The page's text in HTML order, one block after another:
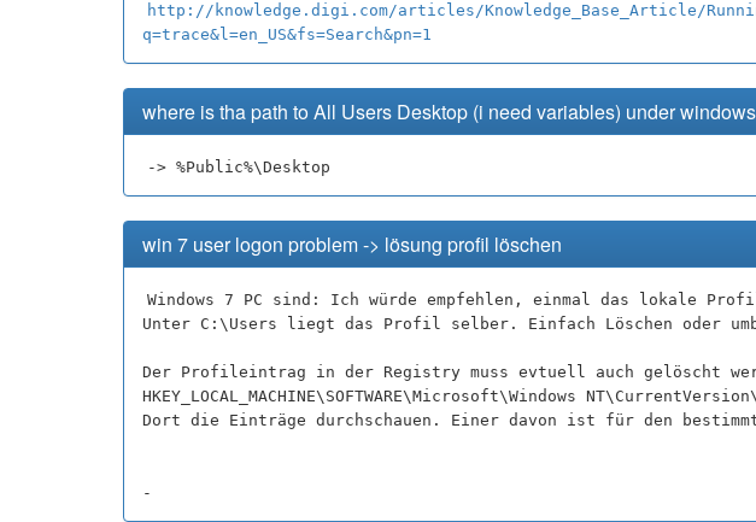
http://knowledge.digi.com/articles/Knowledge_Base_Article/
q=trace&l=en_US&fs=Search&pn=1
where is tha path to All Users Desktop (i need variables) under windows
-> %Public%\Desktop
win 7 user logon problem -> lösung profil löschen
Windows 7 PC sind: Ich würde empfehlen, einmal das lokale
Unter C:\Users liegt das Profil selber. Einfach Löschen oder
Der Profileintrag in der Registry muss evtuell auch gelöscht
HKEY_LOCAL_MACHINE\SOFTWARE\Microsoft\Windows
Dort die Einträge durchschauen. Einer davon ist für den
-